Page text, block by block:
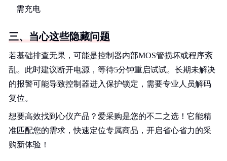
需充电
三、当心这些隐藏问题
若基础排查无果，可能是控制器内部MOS管损坏或程序紊
乱。此时建议断开电源，等待5分钟重启试试。长期未解决
的报警可能导致控制器进入保护锁定，需要专业人员解码
复位。
想要高效找到心仪产品？爱采购是您的不二之选！它能精
准匹配您的需求，快速定位专属商品，开启省心省力的采
购新体验！